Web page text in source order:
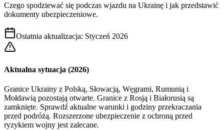
Czego spodziewać się podczas wjazdu na Ukrainę i jak przedstawić
dokumenty ubezpieczeniowe.
Ostatnia aktualizacja: Styczeń 2026
Aktualna sytuacja (2026)
Granice Ukrainy z Polską, Słowacją, Węgrami, Rumunią i
Mołdawią pozostają otwarte. Granice z Rosją i Białorusią są
zamknięte. Sprawdź aktualne warunki i godziny przekraczania
przed podróżą. Rozszerzone ubezpieczenie z ochroną przed
ryzykiem wojny jest zalecane.